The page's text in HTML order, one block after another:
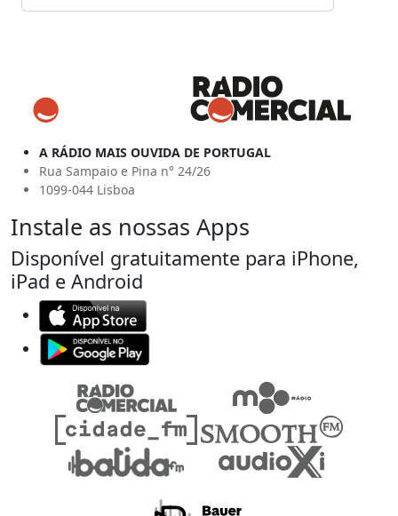
A RÁDIO MAIS OUVIDA DE PORTUGAL
Rua Sampaio e Pina n° 24/26
1099-044 Lisboa
Instale as nossas Apps
Disponível gratuitamente para iPhone,
iPad e Android